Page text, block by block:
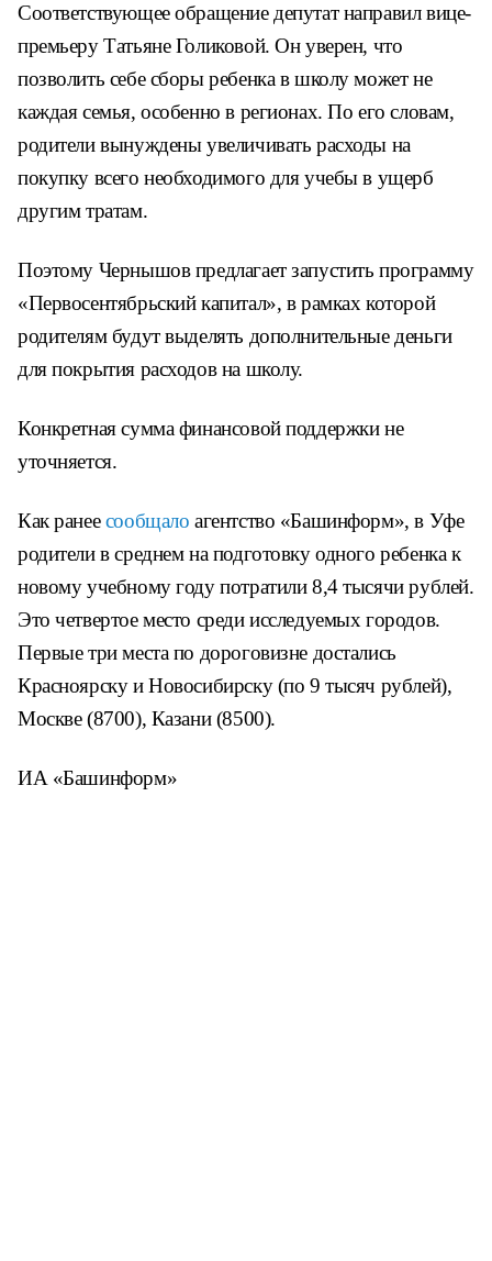
Соответствующее обращение депутат направил вице-
премьеру Татьяне Голиковой. Он уверен, что
позволить себе сборы ребенка в школу может не
каждая семья, особенно в регионах. По его словам,
родители вынуждены увеличивать расходы на
покупку всего необходимого для учебы в ущерб
другим тратам.
Поэтому Чернышов предлагает запустить программу
«Первосентябрьский капитал», в рамках которой
родителям будут выделять дополнительные деньги
для покрытия расходов на школу.
Конкретная сумма финансовой поддержки не
уточняется.
Как ранеесообщало агентство «Башинформ», в Уфе
родители в среднем на подготовку одного ребенка к
новому учебному году потратили 8,4 тысячи рублей.
Это четвертое место среди исследуемых городов.
Первые три места по дороговизне достались
Красноярску и Новосибирску (по 9 тысяч рублей),
Москве (8700), Казани (8500).
ИА «Башинформ»